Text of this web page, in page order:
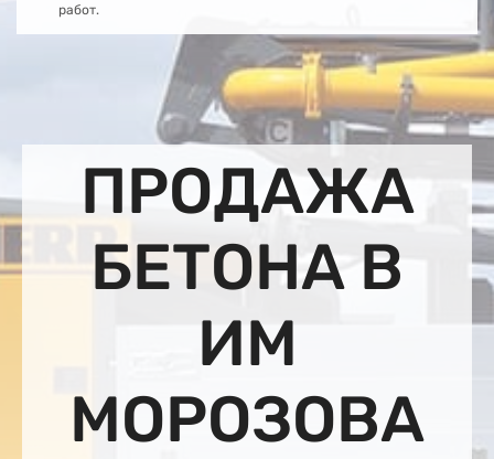
работ.
ПРОДАЖА
БЕТОНА В
ИМ
МОРОЗОВА